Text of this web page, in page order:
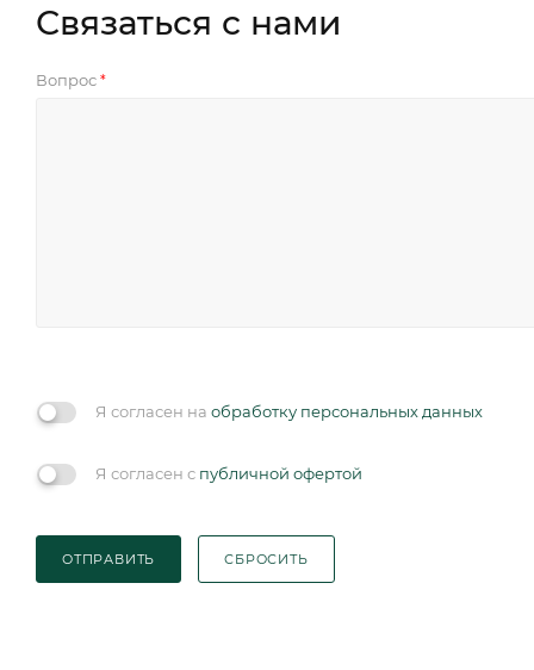
Связаться с нами
Вопрос *
Я согласен на обработку персональных данных
Я согласен с публичной офертой
ОТПРАВИТЬ СБРОСИТЬ